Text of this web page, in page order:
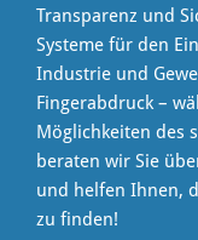
Transparenz und
Systeme für den
Industrie und
Fingerabdruck –
Möglichkeiten des
beraten wir Sie
und helfen Ihnen,
zu finden!